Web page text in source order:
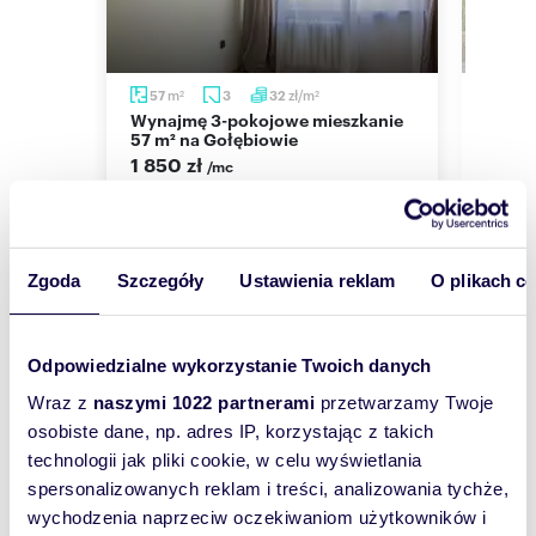
Zgoda Szczegóły Ustawienia reklam O plikach
Odpowiedzialne wykorzystanie Twoich danych
Wraz z naszymi 1022 partnerami przetwarzamy Twoje
osobiste dane, np. adres IP, korzystając z takich
technologii jak pliki cookie, w celu wyświetlania
spersonalizowanych reklam i treści, analizowania tychże,
wychodzenia naprzeciw oczekiwaniom użytkowników i
57 m2 3 32 zł/m2
Wynajmę 3-pokojowe mieszkanie
57 m² na Gołębiowie
1 850 zł /mc
mieszkanie Radom, Gołębiów I, płk. Jana
Wyślij
wiadomość
To najlepszy
sposób, aby